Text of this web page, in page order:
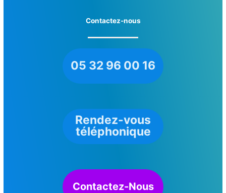
Contactez-nous
05 32 96 00 16
Rendez-vous
téléphonique
Contactez-Nous